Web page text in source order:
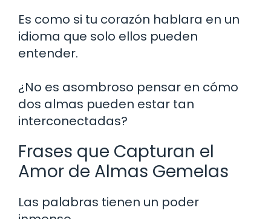
Es como si tu corazón hablara en un
idioma que solo ellos pueden
entender.
¿No es asombroso pensar en cómo
dos almas pueden estar tan
interconectadas?
Frases que Capturan el
Amor de Almas Gemelas
Las palabras tienen un poder